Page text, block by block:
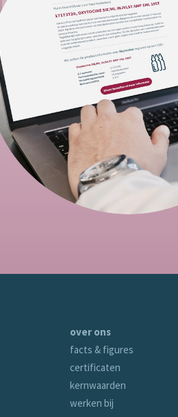
over ons
facts & figures
certificaten
kernwaarden
werken bij